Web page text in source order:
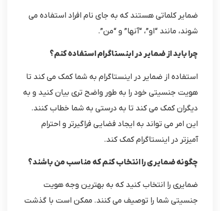
ضمایر کلماتی هستند که به جای نام افراد استفاده می
شوند، مانند “او”، “آنها” و “من”.
چرا باید از ضمایر در اینستاگرام استفاده کنم؟
استفاده از ضمایر در اینستاگرام به شما کمک می کند تا
هویت جنسیتی خود را به طور واضح تری بیان کنید و به
دیگران کمک می کند تا به درستی به شما خطاب کنند.
این امر می تواند به ایجاد فضایی فراگیرتر و احترام
آمیزتر در اینستاگرام کمک کند.
چگونه ضمایری را انتخاب کنم که مناسب من باشند؟
ضمایری را انتخاب کنید که به بهترین وجه هویت
جنسیتی شما را توصیف می کنند. ممکن است با گذشت